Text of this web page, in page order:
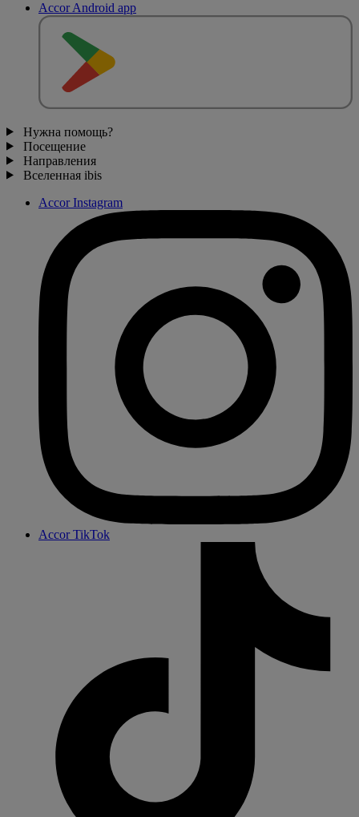
Accor Android app
Нужна помощь?
Посещение
Направления
Вселенная ibis
Accor Instagram
Accor TikTok